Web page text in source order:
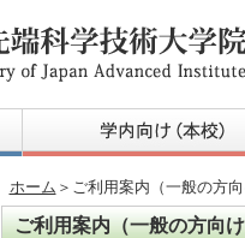
ホーム ＞ご利用案内（一般の方
ご利用案内（一般の方向